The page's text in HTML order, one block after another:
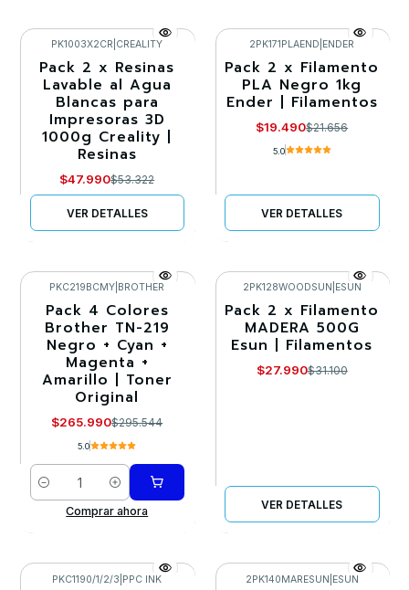
-10%
Agotado
PK1003X2CR CREALITY
Pack 2 x Resinas
Lavable al Agua
Blancas para
Impresoras 3D
1000g Creality |
Resinas
$47.990$53.322
VER DETALLES
-10%
Llega el 30/08/2026
2PK171PLAEND ENDER
Pack 2 x Filamento
PLA Negro 1kg
Ender | Filamentos
$19.490$21.656
5.0
VER DETALLES
-10%
PKC219BCMY BROTHER
Pack 4 Colores
Brother TN-219
Negro + Cyan +
Magenta +
Amarillo | Toner
Original
$265.990$295.544
5.0
Cantidad
Comprar ahora
-10%
Agotado
2PK128WOODSUN ESUN
Pack 2 x Filamento
MADERA 500G
Esun | Filamentos
$27.990$31.100
VER DETALLES
PKC1190/1/2/3 PPC INK 2PK140MARESUN ESUN